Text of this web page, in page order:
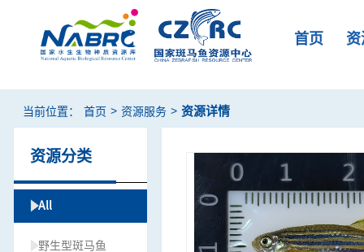
首页
当前位置： 首页 > 资源服务 > 资源详情
资源分类
All
野生型斑马鱼